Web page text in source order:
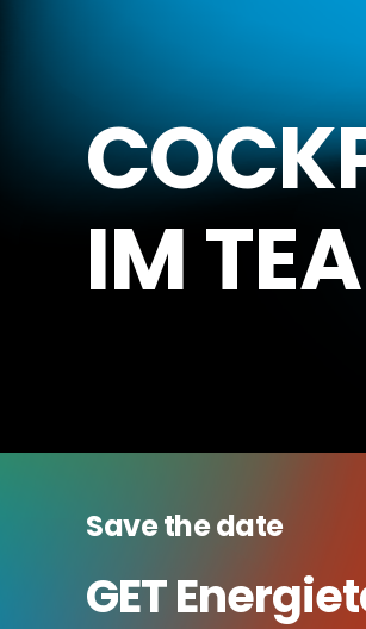
IM
Save the date
GET